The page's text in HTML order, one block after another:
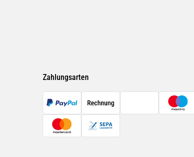
Zahlungsarten